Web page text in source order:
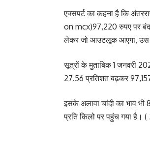
एक्सपर्ट का कहना है कि
on mcx)97,220 रुपए पर
लेकर जो आउटलूक आएगा, उस से
सूत्रों के मुताबिक 1 जनवरी
27.56 प्रतिशत बढ़कर
इसके अलावा चांदी का भाव
प्रति किलो पर पहुंच गया